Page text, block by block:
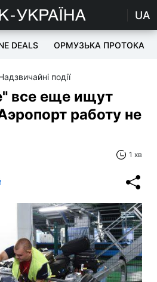
UA
DEALS ОРМУЗЬКА ПРОТОКА
події
все еще ищут
работу не
1 хв